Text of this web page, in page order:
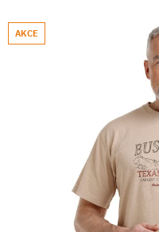
AKCE